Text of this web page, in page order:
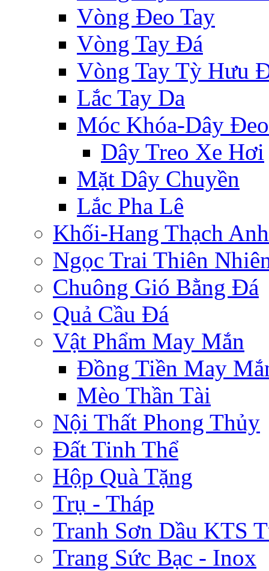
Vòng Đeo Tay
Vòng Tay Đá
Vòng Tay Tỳ Hưu
Lắc Tay Da
Móc Khóa-Dây Đeo
Dây Treo Xe Hơi
Mặt Dây Chuyền
Lắc Pha Lê
Khối-Hang Thạch Anh
Ngọc Trai Thiên
Chuông Gió Bằng Đá
Quả Cầu Đá
Vật Phẩm May Mắn
Đồng Tiền May
Mèo Thần Tài
Nội Thất Phong Thủy
Đất Tinh Thể
Hộp Quà Tặng
Trụ - Tháp
Tranh Sơn Dầu KTS
Trang Sức Bạc - Inox